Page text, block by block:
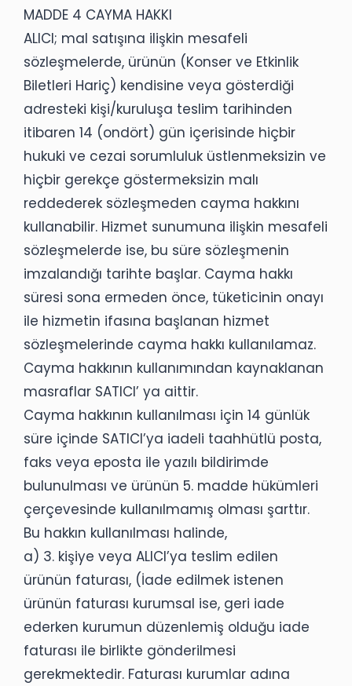
MADDE 4 CAYMA HAKKI
ALICI; mal satışına ilişkin mesafeli
sözleşmelerde, ürünün (Konser ve Etkinlik
Biletleri Hariç) kendisine veya gösterdiği
adresteki kişi/kuruluşa teslim tarihinden
itibaren 14 (ondört) gün içerisinde hiçbir
hukuki ve cezai sorumluluk üstlenmeksizin ve
hiçbir gerekçe göstermeksizin malı
reddederek sözleşmeden cayma hakkını
kullanabilir. Hizmet sunumuna ilişkin mesafeli
sözleşmelerde ise, bu süre sözleşmenin
imzalandığı tarihte başlar. Cayma hakkı
süresi sona ermeden önce, tüketicinin onayı
ile hizmetin ifasına başlanan hizmet
sözleşmelerinde cayma hakkı kullanılamaz.
Cayma hakkının kullanımından kaynaklanan
masraflar SATICI’ ya aittir.
Cayma hakkının kullanılması için 14 günlük
süre içinde SATICI’ya iadeli taahhütlü posta,
faks veya eposta ile yazılı bildirimde
bulunulması ve ürünün 5. madde hükümleri
çerçevesinde kullanılmamış olması şarttır.
Bu hakkın kullanılması halinde,
a) 3. kişiye veya ALICI’ya teslim edilen
ürünün faturası, (İade edilmek istenen
ürünün faturası kurumsal ise, geri iade
ederken kurumun düzenlemiş olduğu iade
faturası ile birlikte gönderilmesi
gerekmektedir. Faturası kurumlar adına